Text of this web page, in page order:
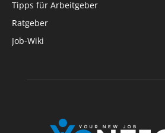
Tipps für Arbeitgeber
Ratgeber
Job-Wiki